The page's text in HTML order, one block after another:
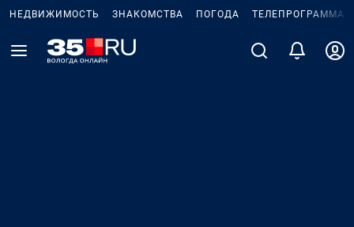
НЕДВИЖИМОСТЬ ЗНАКОМСТВА ПОГОДА ТЕЛЕПРОГРАММА